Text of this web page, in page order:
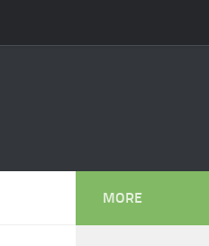
MORE